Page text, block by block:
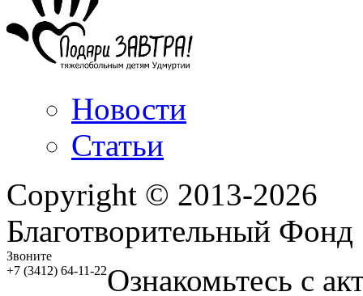
Новости
Статьи
Copyright © 2013-2026
Благотворительный
Звоните
+7 (3412) 64-11-22Ознакомьтесь с